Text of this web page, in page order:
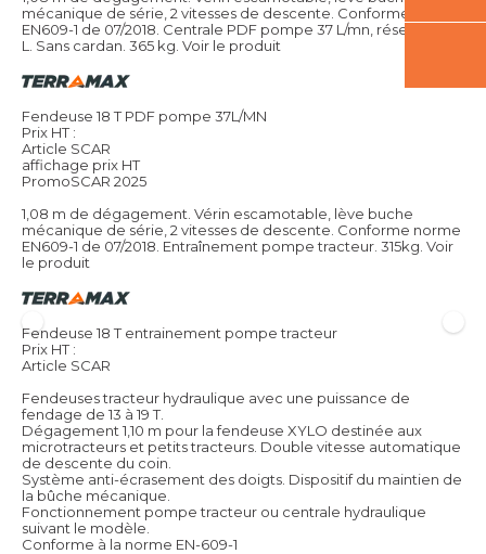
mécanique de série, 2 vitesses de descente. Conforme norme
EN609-1 de 07/2018. Centrale PDF pompe 37 L/mn, réservoir 28
L. Sans cardan. 365 kg. Voir le produit
Fendeuse 18 T PDF pompe 37L/MN
Prix HT :
Article SCAR
affichage prix HT
PromoSCAR 2025
1,08 m de dégagement. Vérin escamotable, lève buche
mécanique de série, 2 vitesses de descente. Conforme norme
EN609-1 de 07/2018. Entraînement pompe tracteur. 315kg. Voir
le produit
Fendeuse 18 T entrainement pompe tracteur
Prix HT :
Article SCAR
Fendeuses tracteur hydraulique avec une puissance de
fendage de 13 à 19 T.
Dégagement 1,10 m pour la fendeuse XYLO destinée aux
microtracteurs et petits tracteurs. Double vitesse automatique
de descente du coin.
Système anti-écrasement des doigts. Dispositif du maintien de
la bûche mécanique.
Fonctionnement pompe tracteur ou centrale hydraulique
suivant le modèle.
Conforme à la norme EN-609-1